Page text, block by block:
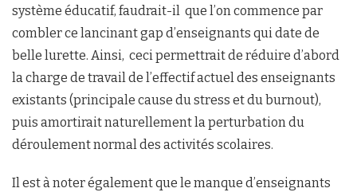
système éducatif, faudrait-il que l’on commence par
combler ce lancinant gap d’enseignants qui date de
belle lurette. Ainsi, ceci permettrait de réduire d’abord
la charge de travail de l’effectif actuel des enseignants
existants (principale cause du stress et du burnout),
puis amortirait naturellement la perturbation du
déroulement normal des activités scolaires.
Il est à noter également que le manque d’enseignants